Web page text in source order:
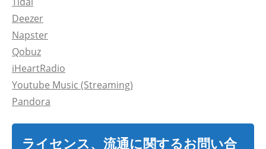
Deezer
Napster
Qobuz
iHeartRadio
Youtube Music (Streaming)
Pandora
ライセンス、流通に関するお問い合